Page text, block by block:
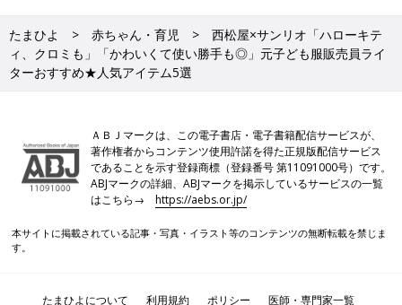
3人の子どもを育てる、30代の主婦WEBライター。ブランド子ど
も服の販売員として勤務した経験や、幼稚園教諭、幼児食インス
トラクターの資格を生かし、育児や食育、ファッション系記事な
●記事内容でご紹介している投稿、リンク先は削除される場合が
あります。あらかじめご了承ください。
●記事の内容は2026年4月の情報で、現在と異なる場合がありま
たまひよ 赤ちゃん・育児
西松屋×サンリオ「ハローキテ
ィ、クロミも」「かわいくて使い勝手も◎」元子ども服販売員ライ
ターおすすめ★人気アイテム5選
ＡＢＪマークは、この電子書店・電子書籍配信サービスが、
著作権者からコンテンツ使用許諾を得た正規版配信サービス
であることを示す登録商標（登録番号 第11091000号）です。
ABJマークの詳細、ABJマークを掲示しているサービスの一覧
はこちら→https://aebs.or.jp/
本サイトに掲載されている記事・写真・イラスト等のコンテンツの無断転載を禁じま
す。
たまひよについて 利用規約 ポリシー 医師・専門家一覧